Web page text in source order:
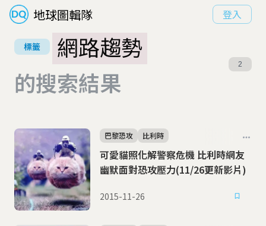
地球圖輯隊 登入
標籤
網路趨勢
的搜索結果
2
可愛貓照化解警察危機 比利時網友
幽默面對恐攻壓力(11/26更新影片)
巴黎恐攻 比利時
2015-11-26